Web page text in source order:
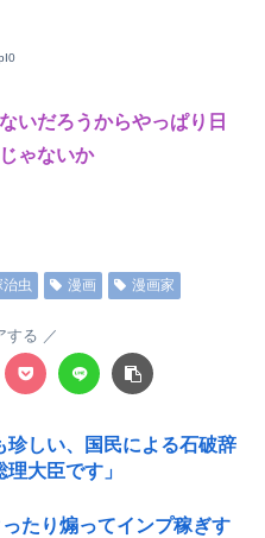
いだろうからやっぱり日
ゃないか
治虫 漫画 漫画家
する
しい、国民による石破辞
大臣です」
たり煽ってインプ稼ぎす